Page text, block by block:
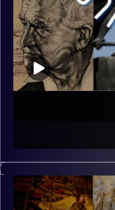
המועצות
החיים
שולחני